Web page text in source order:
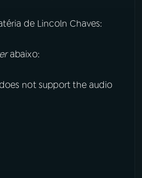
de Lincoln Chaves:
abaixo:
not support the audio